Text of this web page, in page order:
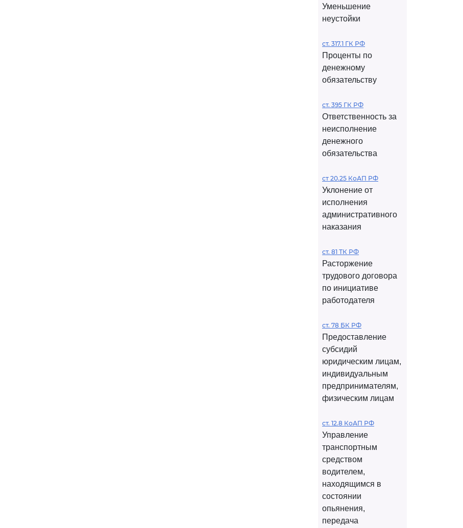
Уменьшение
неустойки
ст. 317.1 ГК РФ
Проценты по
денежному
обязательству
ст. 395 ГК РФ
Ответственность за
неисполнение
денежного
обязательства
ст 20.25 КоАП РФ
Уклонение от
исполнения
административного
наказания
ст. 81 ТК РФ
Расторжение
трудового договора
по инициативе
работодателя
ст. 78 БК РФ
Предоставление
субсидий
юридическим лицам,
индивидуальным
предпринимателям,
физическим лицам
ст. 12.8 КоАП РФ
Управление
транспортным
средством
водителем,
находящимся в
состоянии
опьянения,
передача